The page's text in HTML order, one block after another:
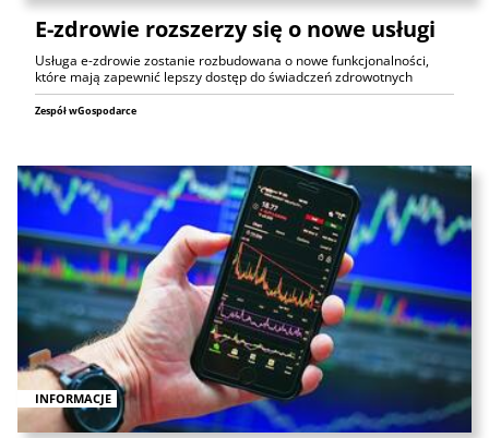
E-zdrowie rozszerzy się o nowe usługi
Usługa e-zdrowie zostanie rozbudowana o nowe funkcjonalności,
które mają zapewnić lepszy dostęp do świadczeń zdrowotnych
Zespół wGospodarce
INFORMACJE